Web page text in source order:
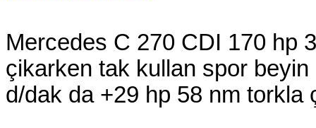
Mercedes C 270 CDI 170 hp
çikarken tak kullan spor
d/dak da +29 hp 58 nm